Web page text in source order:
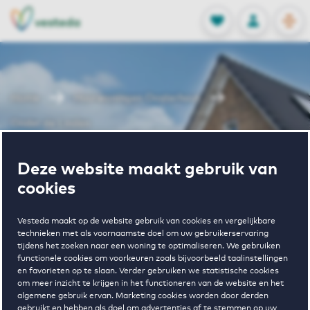
Deze website maakt gebruik van
cookies
Vesteda maakt op de website gebruik van cookies en vergelijkbare
technieken met als voornaamste doel om uw gebruikerservaring
tijdens het zoeken naar een woning te optimaliseren. We gebruiken
functionele cookies om voorkeuren zoals bijvoorbeeld taalinstellingen
en favorieten op te slaan. Verder gebruiken we statistische cookies
om meer inzicht te krijgen in het functioneren van de website en het
algemene gebruik ervan. Marketing cookies worden door derden
FAVORIETEN
Opgeslagen
INLOGGEN
NL
EN
Huurwoningen Oosterhout
Wonen in
Onder de
Linden